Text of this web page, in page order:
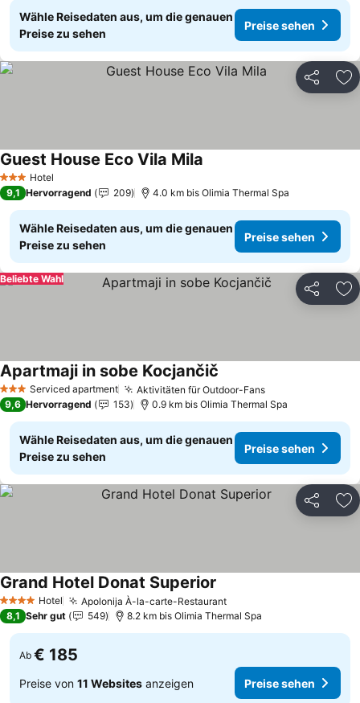
Wähle Reisedaten aus, um die genauen
Preise zu sehen
Preise sehen
Teilen
3 SterneHotel
Guest House Eco Vila Mila
9,1 Hervorragend 209 4.0 km bis Olimia Thermal Spa
Wähle Reisedaten aus, um die genauen
Preise zu sehen
Preise sehen
Teilen
Beliebte Wahl
3 SterneServiced apartment Aktivitäten für Outdoor-FansPreise sehen
Apartmaji in sobe Kocjančič
9,6 Hervorragend 153 0.9 km bis Olimia Thermal Spa
Wähle Reisedaten aus, um die genauen
Preise zu sehen
Preise sehen
Teilen
4 Sterne Hotel Apolonija À-la-carte-RestaurantPreise sehen
Grand Hotel Donat Superior
8,1 Sehr gut 549 8.2 km bis Olimia Thermal Spa
Ab € 185
Preise von 11 Websites anzeigen Preise sehen